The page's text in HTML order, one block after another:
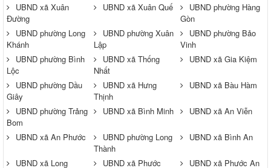
UBND xã Xuân
Đường
UBND xã Xuân Quế
UBND phường Hàng
Gòn
UBND phường Long
Khánh
UBND phường Xuân
Lập
UBND phường Bảo
Vinh
UBND phường Bình
Lộc
UBND xã Thống
Nhất
UBND xã Gia Kiệm
UBND phường Dầu
Giây
UBND xã Hưng
Thịnh
UBND xã Bàu Hàm
UBND phường Trảng
Bom
UBND xã Bình Minh UBND xã An Viễn
UBND xã An Phước
UBND phường Long
Thành
UBND xã Bình An
UBND xã Long
UBND xã Phước
UBND xã Phước An